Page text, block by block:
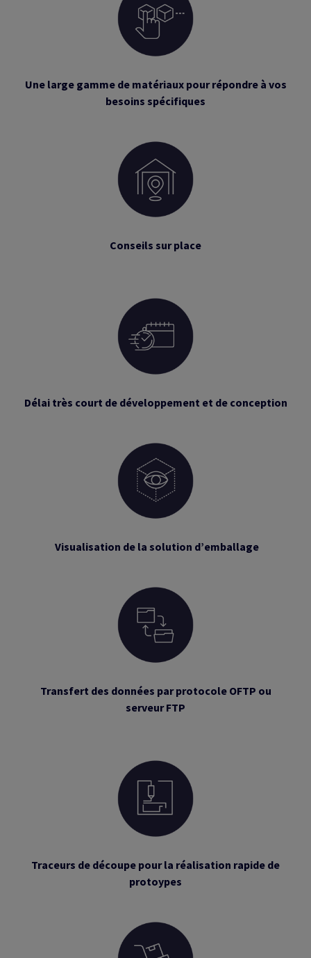
Une large gamme de matériaux pour répondre à vos
besoins spécifiques
Conseils sur place
Délai très court de développement et de conception
Visualisation de la solution d’emballage
Transfert des données par protocole OFTP ou
serveur FTP
Traceurs de découpe pour la réalisation rapide de
protoypes